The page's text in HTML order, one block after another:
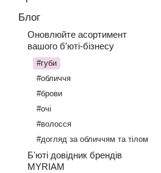
Блог
Оновлюйте асортимент
вашого б'юті-бізнесу
#губи
#обличчя
#брови
#очі
#волосся
#догляд за обличчям та тілом
Б'юті довідник брендів
MYRIAM